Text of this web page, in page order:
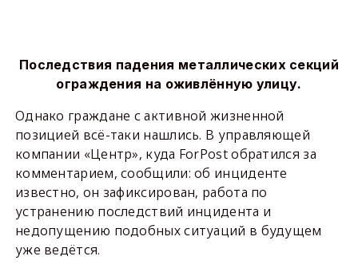
Последствия падения металлических секций
ограждения на оживлённую улицу.
Однако граждане с активной жизненной
позицией всё-таки нашлись. В управляющей
компании «Центр», куда ForPost обратился за
комментарием, сообщили: об инциденте
известно, он зафиксирован, работа по
устранению последствий инцидента и
недопущению подобных ситуаций в будущем
уже ведётся.